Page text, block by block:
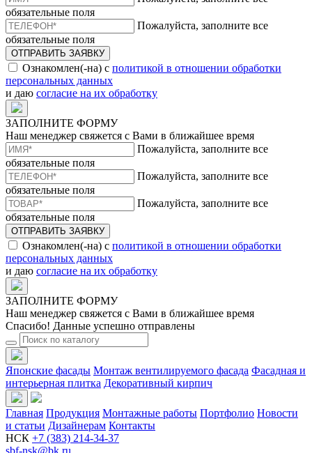
обязательные поля
Пожалуйста, заполните все
обязательные поля
ОТПРАВИТЬ ЗАЯВКУ
Ознакомлен(-на) с политикой в отношении обработки
персональных данных
и даю согласие на их обработку
ЗАПОЛНИТЕ ФОРМУ
Наш менеджер свяжется с Вами в ближайшее время
Пожалуйста, заполните все
обязательные поля
Пожалуйста, заполните все
обязательные поля
Пожалуйста, заполните все
обязательные поля
ОТПРАВИТЬ ЗАЯВКУ
Ознакомлен(-на) с политикой в отношении обработки
персональных данных
и даю согласие на их обработку
ЗАПОЛНИТЕ ФОРМУ
Наш менеджер свяжется с Вами в ближайшее время
Спасибо! Данные успешно отправлены
Японские фасады Монтаж вентилируемого фасада Фасадная и
интерьерная плитка Декоративный кирпич
Главная Продукция Монтажные работы Портфолио Новости
и статьи Дизайнерам Контакты
НСК +7 (383) 214-34-37
sbf-nsk@bk.ru